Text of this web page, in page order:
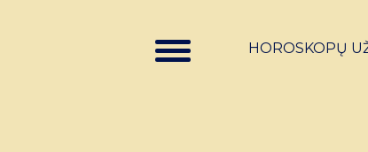
HOROSKOPŲ